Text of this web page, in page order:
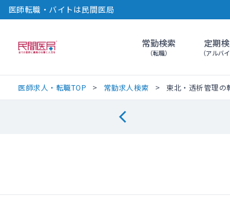
医師転職・バイトは民間医局
民間医局常勤検索
（転職）
定期
（アルバイ
医師求人・転職TOP 常勤求人検索 東北・透析管理の